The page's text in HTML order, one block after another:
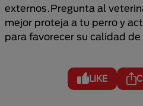
externos.Pregunta al
mejor proteja a tu perro y
para favorecer su calidad de
LIKE